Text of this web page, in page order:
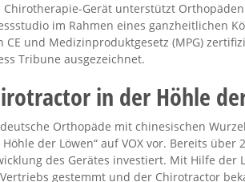
Chirotherapie-Gerät unterstützt
im Rahmen eines ganzheitlichen
CE und Medizinproduktgesetz (MPG)
Tribune ausgezeichnet.
in der Höhle
Orthopäde mit chinesischen
Höhle der Löwen“ auf VOX vor. Bereits
des Gerätes investiert. Mit Hilfe
gestemmt und der Chirotractor